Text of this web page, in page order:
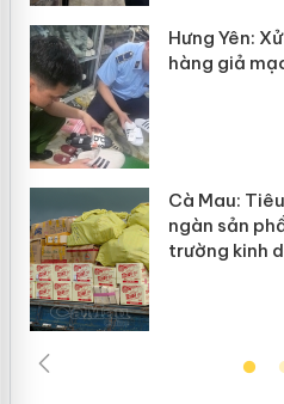
Hưng Yên:
hàng giả
Cà Mau:
ngàn sản
trường kinh